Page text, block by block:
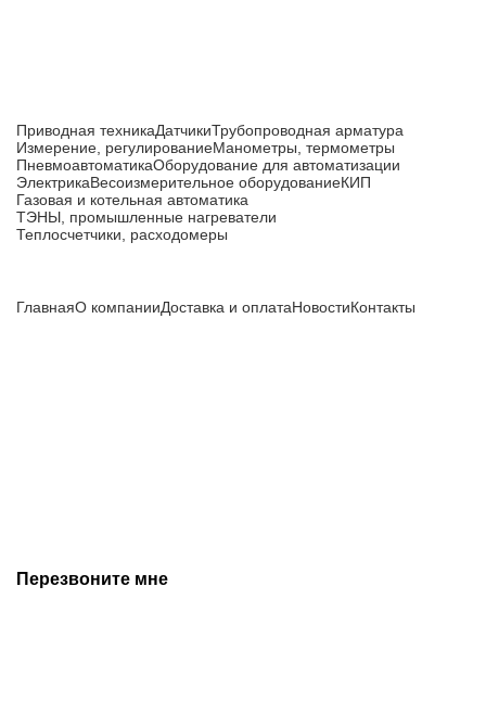
Приводная техникаДатчикиТрубопроводная арматура
Измерение, регулированиеМанометры, термометры
ПневмоавтоматикаОборудование для автоматизации
ЭлектрикаВесоизмерительное оборудованиеКИП
Газовая и котельная автоматика
ТЭНЫ, промышленные нагреватели
Теплосчетчики, расходомеры
ГлавнаяО компанииДоставка и оплатаНовостиКонтакты
Перезвоните мне